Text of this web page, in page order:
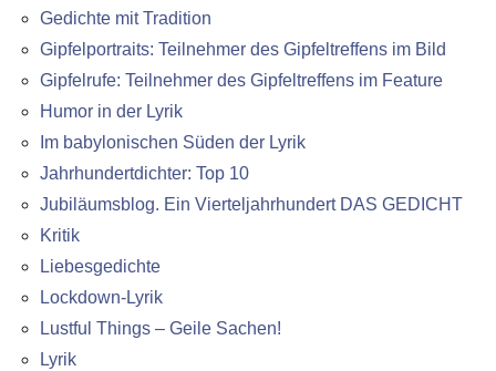
Gedichte mit Tradition
Gipfelportraits: Teilnehmer des Gipfeltreffens im Bild
Gipfelrufe: Teilnehmer des Gipfeltreffens im Feature
Humor in der Lyrik
Im babylonischen Süden der Lyrik
Jahrhundertdichter: Top 10
Jubiläumsblog. Ein Vierteljahrhundert DAS GEDICHT
Kritik
Liebesgedichte
Lockdown-Lyrik
Lustful Things – Geile Sachen!
Lyrik